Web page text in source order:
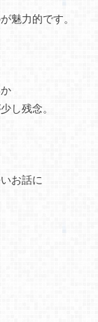
魅力的です。
し残念。
お話に